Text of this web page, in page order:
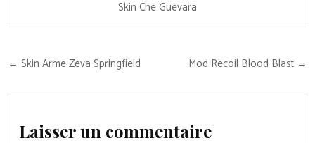
Skin Che Guevara
Navigation
← Skin Arme Zeva Springfield Mod Recoil Blood Blast →
Laisser un commentaire